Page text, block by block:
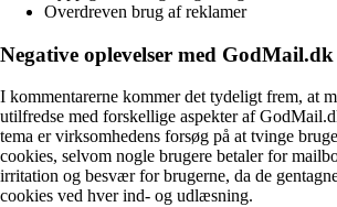
Overdreven brug af reklamer
Negative oplevelser med GodMail.dk
I kommentarerne kommer det tydeligt frem, at
utilfredse med forskellige aspekter af
tema er virksomhedens forsøg på at tvinge
cookies, selvom nogle brugere betaler for
irritation og besvær for brugerne, da de
cookies ved hver ind- og udlæsning.